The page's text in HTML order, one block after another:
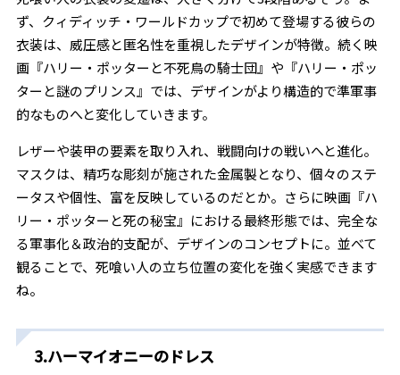
ず、クィディッチ・ワールドカップで初めて登場する彼らの
衣装は、威圧感と匿名性を重視したデザインが特徴。続く映
画『ハリー・ポッターと不死鳥の騎士団』や『ハリー・ポッ
ターと謎のプリンス』では、デザインがより構造的で準軍事
的なものへと変化していきます。
レザーや装甲の要素を取り入れ、戦闘向けの戦いへと進化。
マスクは、精巧な彫刻が施された金属製となり、個々のステ
ータスや個性、富を反映しているのだとか。さらに映画『ハ
リー・ポッターと死の秘宝』における最終形態では、完全な
る軍事化＆政治的支配が、デザインのコンセプトに。並べて
観ることで、死喰い人の立ち位置の変化を強く実感できます
ね。
3.ハーマイオニーのドレス